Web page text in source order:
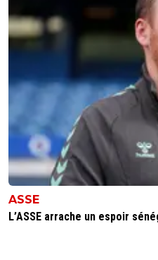
ASSE
L’ASSE arrache un espoir